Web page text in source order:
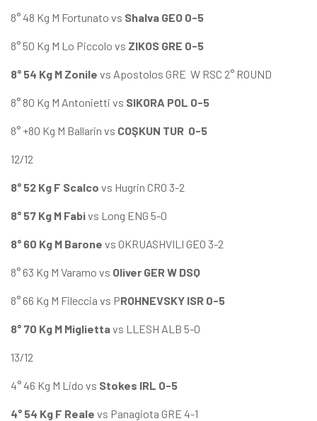
8° 48 Kg M Fortunato vs Shalva GEO 0-5
8° 50 Kg M Lo Piccolo vs ZIKOS GRE 0-5
8° 54 Kg M Zonile vs Apostolos GRE W RSC 2° ROUND
8° 80 Kg M Antonietti vs SIKORA POL 0-5
8° +80 Kg M Ballarin vs COŞKUN TUR 0-5
12/12
8° 52 Kg F Scalco vs Hugrin CRO 3-2
8° 57 Kg M Fabivs Long ENG 5-0
8° 60 Kg M Barone vs OKRUASHVILI GEO 3-2
8° 63 Kg M Varamo vs Oliver GER W DSQ
8° 66 Kg M Fileccia vs PROHNEVSKY ISR 0-5
8° 70 Kg M Migliettavs LLESH ALB 5-0
13/12
4° 46 Kg M Lido vs Stokes IRL 0-5
4° 54 Kg F Reale vs Panagiota GRE 4-1